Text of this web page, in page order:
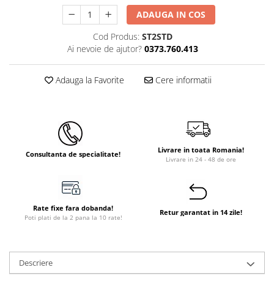
Rezervoare de acumulare
Instant apa calda pe gaz / GPL
Panouri solare si fotovoltaice
Panouri solare cu tuburi vidate
Panouri solare plane
Echipamente pentru panouri
Panouri solare fotovoltaice
Aparate de aer conditionat
Perdele de aer
Rooftop-uri pentru racire si
incalzire
ADAUGA IN COS
Cod Produs: ST2STD
Ai nevoie de ajutor? 0373.760.413
Adauga la Favorite Cere informatii
Consultanta de specialitate! Livrare in toata Romania!
Livrare in 24 - 48 de ore
Rate fixe fara dobanda!
Poti plati de la 2 pana la 10 rate!
Retur garantat in 14 zile!
Descriere